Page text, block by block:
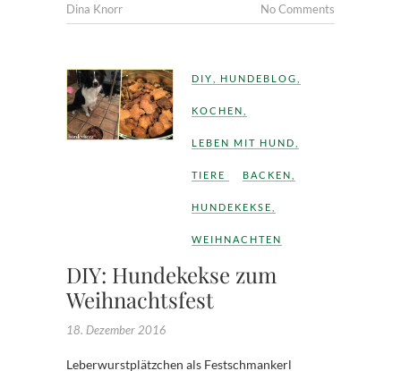
Dina Knorr No Comments
DIY HUNDEBLOG
KOCHEN
LEBEN MIT HUND
TIERE BACKEN
HUNDEKEKSE
WEIHNACHTEN
DIY: Hundekekse zum
Weihnachtsfest
18. Dezember 2016
Leberwurstplätzchen als Festschmankerl